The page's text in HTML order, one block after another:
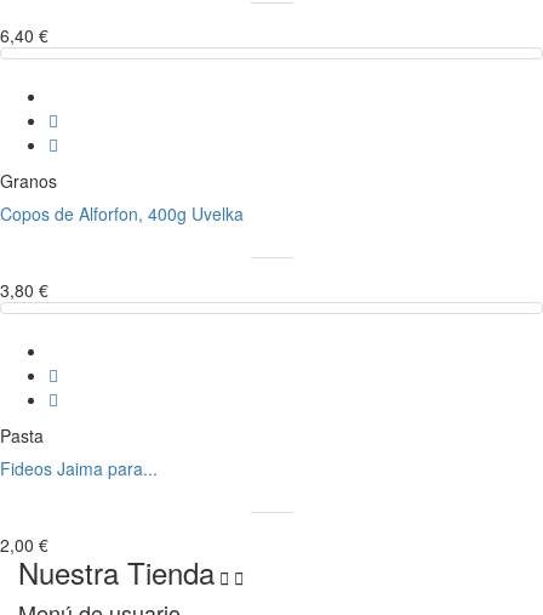
6,40 €
Granos
Copos de Alforfon, 400g Uvelka
3,80 €
Pasta
Fideos Jaima para...
2,00 €
Nuestra Tienda  